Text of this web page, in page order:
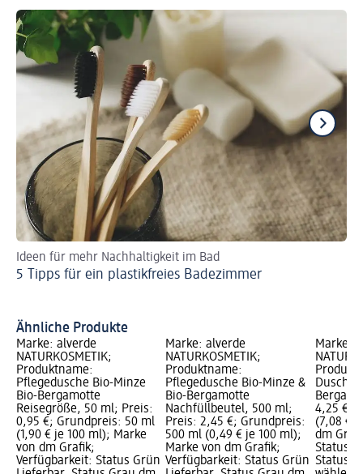
Ideen für mehr Nachhaltigkeit im Bad
5 Tipps für ein plastikfreies Badezimmer
Ähnliche Produkte
Marke: alverde
NATURKOSMETIK;
Produktname:
Pflegedusche Bio-Minze
Bio-Bergamotte
Reisegröße, 50 ml; Preis:
0,95 €; Grundpreis: 50 ml
(1,90 € je 100 ml); Marke
von dm Grafik;
Verfügbarkeit: Status Grün
Marke: alverde
NATURKOSMETIK;
Produktname:
Pflegedusche Bio-Minze &
Bio-Bergamotte
Nachfüllbeutel, 500 ml;
Preis: 2,45 €; Grundpreis:
500 ml (0,49 € je 100 ml);
Marke von dm Grafik;
Verfügbarkeit: Status Grün
Marke:
4,25 €;
(7,08 €
dm
Status
Status